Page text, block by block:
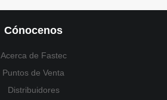
Cónocenos
Acerca de Fastec
Puntos de Venta
Distribuidores